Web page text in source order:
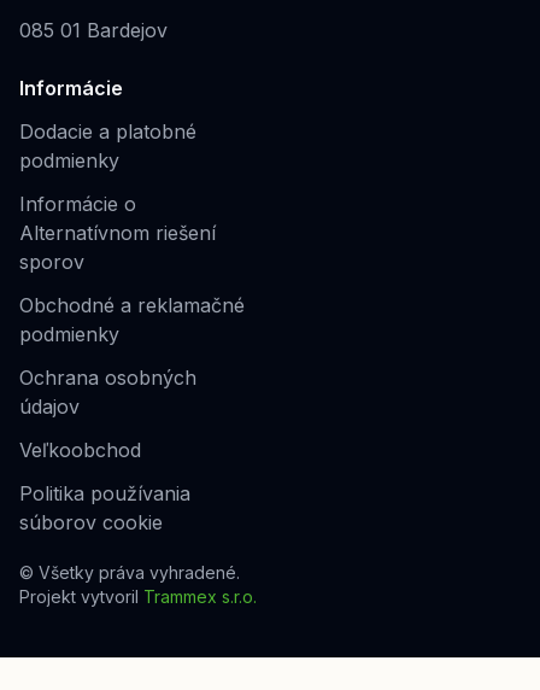
085 01 Bardejov
Informácie
Dodacie a platobné
podmienky
Informácie o
Alternatívnom riešení
sporov
Obchodné a reklamačné
podmienky
Ochrana osobných
údajov
Veľkoobchod
Politika používania
súborov cookie
© Všetky práva vyhradené.
Projekt vytvoril Trammex s.r.o.